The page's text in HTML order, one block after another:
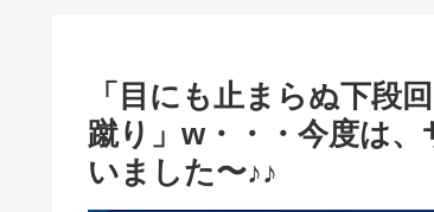
「目にも止まらぬ下段
蹴り」w・・・今度は
いました〜♪♪